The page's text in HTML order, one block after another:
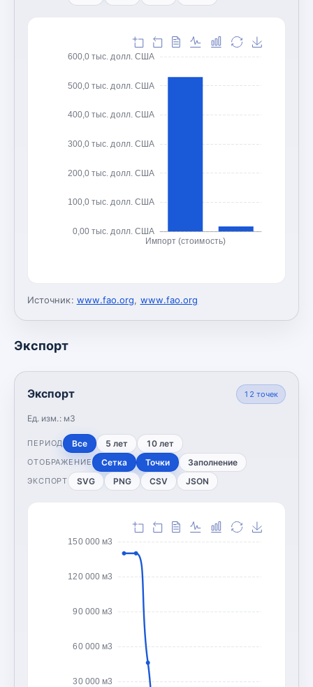
0,00 тыс. долл. США
100,0 тыс. долл. США
200,0 тыс. долл. США
300,0 тыс. долл. США
400,0 тыс. долл. США
500,0 тыс. долл. США
600,0 тыс. долл. США
Импорт (стоимость)
Источник: www.fao.org, www.fao.org
Экспорт
Экспорт
Ед. изм.: м3
12 точек
ПЕРИОД Все 5 лет 10 лет
ОТОБРАЖЕНИЕ Сетка Точки Заполнение
ЭКСПОРТ SVG PNG CSV JSON
30 000 м3
60 000 м3
90 000 м3
120 000 м3
150 000 м3